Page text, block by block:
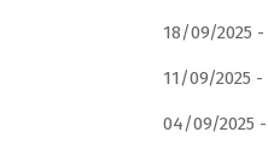
18/09/2025 -
11/09/2025 -
04/09/2025 -